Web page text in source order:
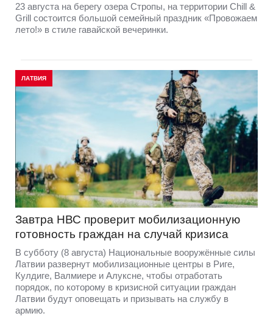
23 августа на берегу озера Стропы, на территории Chill &
Grill состоится большой семейный праздник «Провожаем
лето!» в стиле гавайской вечеринки.
ЛАТВИЯ
Завтра НВС проверит мобилизационную
готовность граждан на случай кризиса
В субботу (8 августа) Национальные вооружённые силы
Латвии развернут мобилизационные центры в Риге,
Кулдиге, Валмиере и Алуксне, чтобы отработать
порядок, по которому в кризисной ситуации граждан
Латвии будут оповещать и призывать на службу в
армию.